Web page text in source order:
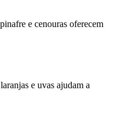
e cenouras oferecem
e uvas ajudam a